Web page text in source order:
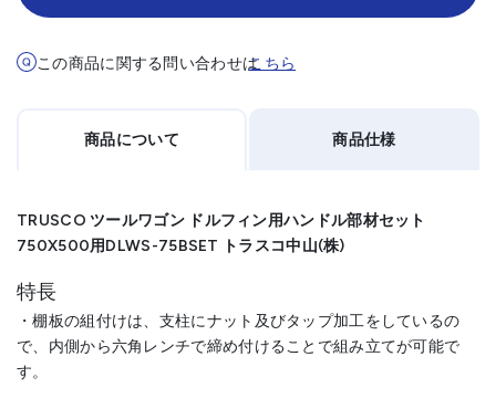
この商品に関する問い合わせはこちら
商品について
TRUSCO ツールワゴン ドルフィン用ハンドル部材セット
750X500用DLWS-75BSET トラスコ中山(株)
特長
・棚板の組付けは、支柱にナット及びタップ加工をしているの
で、内側から六角レンチで締め付けることで組み立てが可能で
す。
商品仕様